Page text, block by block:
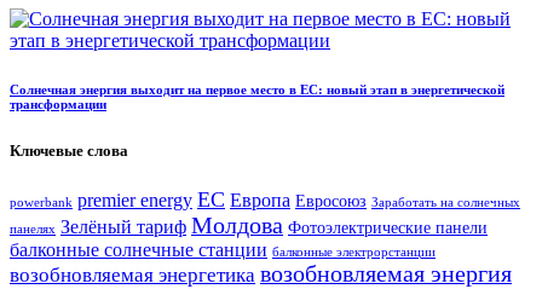
Солнечная энергия выходит на первое место в ЕС: новый этап в энергетической
трансформации
Ключевые слова
powerbank premier energy ЕС Европа Евросоюз Заработать на солнечных
панелях Зелёный тариф Молдова Фотоэлектрические панели
балконные солнечные станции балконные электрорстанции
возобновляемая энергетика возобновляемая энергия